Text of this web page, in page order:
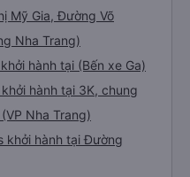
Mỹ Gia, Đường Võ
Nha Trang)
hành tại (Bến xe Ga)
hành tại 3K, chung
Nha Trang)
khởi hành tại Đường